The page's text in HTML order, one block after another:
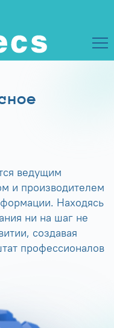
ведущим
и производителем
Находясь
ни на шаг не
создавая
профессионалов